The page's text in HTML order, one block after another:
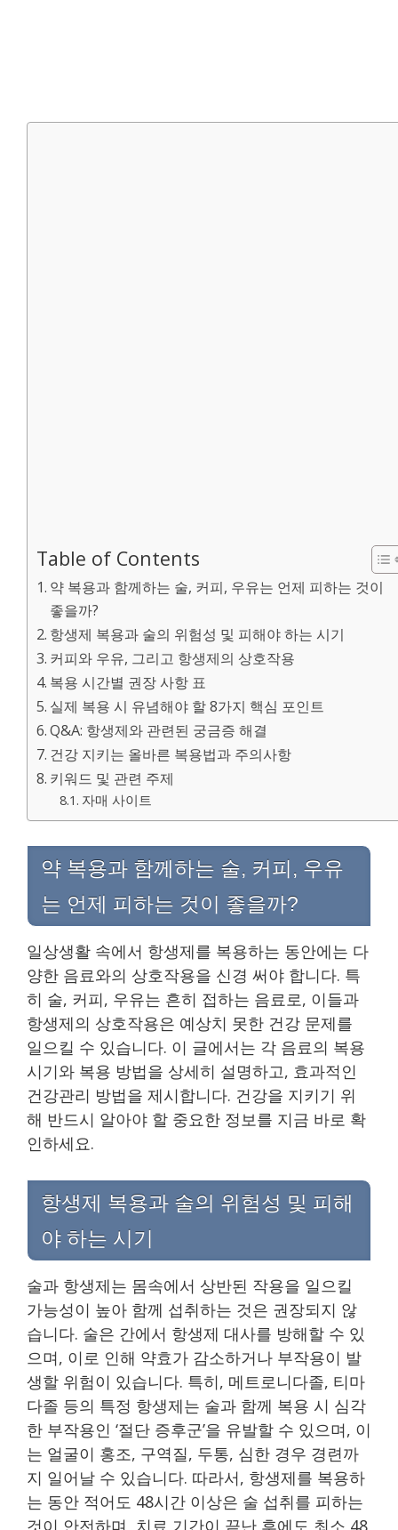
Table of Contents
약 복용과 함께하는 술, 커피, 우유는 언제 피하는 것이
좋을까?
항생제 복용과 술의 위험성 및 피해야 하는 시기
커피와 우유, 그리고 항생제의 상호작용
복용 시간별 권장 사항 표
실제 복용 시 유념해야 할 8가지 핵심 포인트
Q&A: 항생제와 관련된 궁금증 해결
건강 지키는 올바른 복용법과 주의사항
키워드 및 관련 주제
자매 사이트
약 복용과 함께하는 술, 커피, 우유
는 언제 피하는 것이 좋을까?
일상생활 속에서 항생제를 복용하는 동안에는 다
양한 음료와의 상호작용을 신경 써야 합니다. 특
히 술, 커피, 우유는 흔히 접하는 음료로, 이들과
항생제의 상호작용은 예상치 못한 건강 문제를
일으킬 수 있습니다. 이 글에서는 각 음료의 복용
시기와 복용 방법을 상세히 설명하고, 효과적인
건강관리 방법을 제시합니다. 건강을 지키기 위
해 반드시 알아야 할 중요한 정보를 지금 바로 확
인하세요.
항생제 복용과 술의 위험성 및 피해
야 하는 시기
술과 항생제는 몸속에서 상반된 작용을 일으킬
가능성이 높아 함께 섭취하는 것은 권장되지 않
습니다. 술은 간에서 항생제 대사를 방해할 수 있
으며, 이로 인해 약효가 감소하거나 부작용이 발
생할 위험이 있습니다. 특히, 메트로니다졸, 티마
다졸 등의 특정 항생제는 술과 함께 복용 시 심각
한 부작용인 ‘절단 증후군’을 유발할 수 있으며, 이
는 얼굴이 홍조, 구역질, 두통, 심한 경우 경련까
지 일어날 수 있습니다. 따라서, 항생제를 복용하
는 동안 적어도 48시간 이상은 술 섭취를 피하는
것이 안전하며, 치료 기간이 끝난 후에도 최소 48